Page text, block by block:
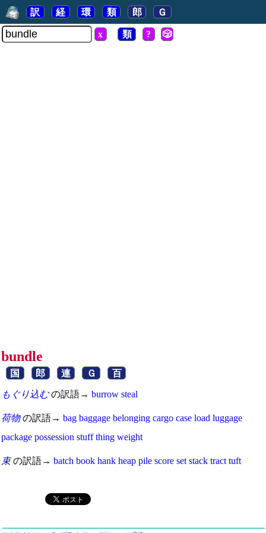
訳 経 環 類 郎 Ｇ
x 類 ? 🎲
bundle
国 郎 連 Ｇ 百
もぐり込むの訳語→ burrow steal
荷物の訳語→ bag baggage belonging cargo case load luggage
package possession stuff thing weight
束の訳語→ batch book hank heap pile score set stack tract tuft